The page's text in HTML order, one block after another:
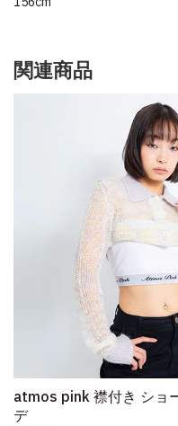
関連商品
atmos pink 襟付き ショ
デ